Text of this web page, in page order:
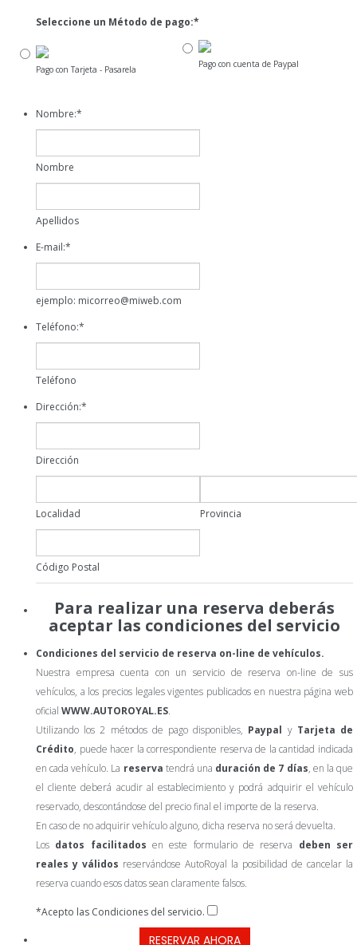
Seleccione un Método de pago:*
Pago con Tarjeta - Pasarela
Pago con cuenta de Paypal
Nombre:*
Nombre
Apellidos
E-mail:*
ejemplo: micorreo@miweb.com
Teléfono:*
Teléfono
Dirección:*
Dirección
Localidad Provincia
Código Postal
Para realizar una reserva deberás
aceptar las condiciones del servicio
Condiciones del servicio de reserva on-line de vehículos.
Nuestra empresa cuenta con un servicio de reserva on-line de sus
vehículos, a los precios legales vigentes publicados en nuestra página web
oficial WWW.AUTOROYAL.ES.
Utilizando los 2 métodos de pago disponibles, Paypal y Tarjeta de
Crédito, puede hacer la correspondiente reserva de la cantidad indicada
en cada vehículo. La reserva tendrá una duración de 7 días, en la que
el cliente deberá acudir al establecimiento y podrá adquirir el vehículo
reservado, descontándose del precio final el importe de la reserva.
En caso de no adquirir vehículo alguno, dicha reserva no será devuelta.
Los datos facilitados en este formulario de reserva deben ser
reales y válidos reservándose AutoRoyal la posibilidad de cancelar la
reserva cuando esos datos sean claramente falsos.
*Acepto las Condiciones del servicio.
RESERVAR AHORA